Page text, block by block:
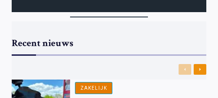
Recent nieuws
Previous
Next
ZAKELIJK